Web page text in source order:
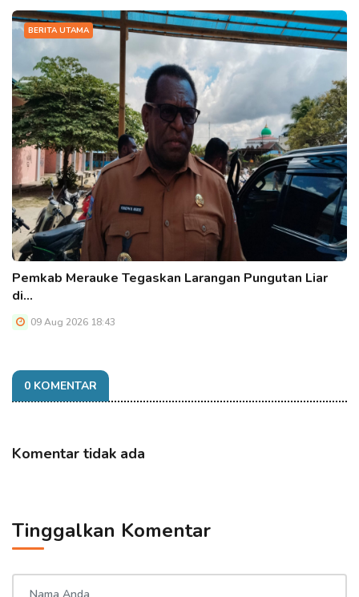
BERITA UTAMA
Pemkab Merauke Tegaskan Larangan Pungutan Liar
di…
09 Aug 2026 18:43
0 KOMENTAR
Komentar tidak ada
Tinggalkan Komentar